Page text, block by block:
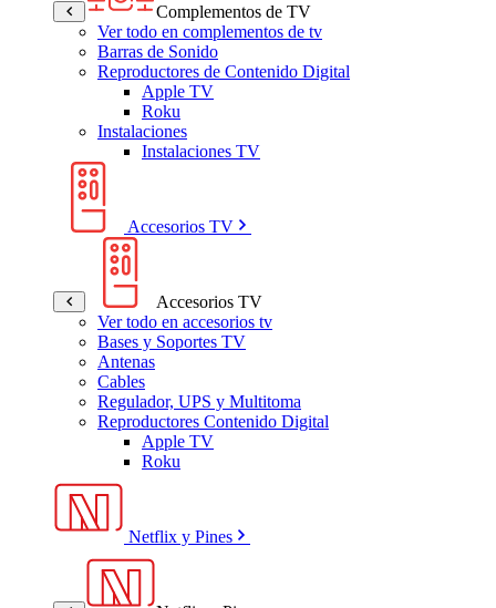
Complementos de TV
Ver todo en complementos de tv
Barras de Sonido
Reproductores de Contenido Digital
Apple TV
Roku
Instalaciones
Instalaciones TV
Accesorios TV
Accesorios TV
Ver todo en accesorios tv
Bases y Soportes TV
Antenas
Cables
Regulador, UPS y Multitoma
Reproductores Contenido Digital
Apple TV
Roku
Netflix y Pines